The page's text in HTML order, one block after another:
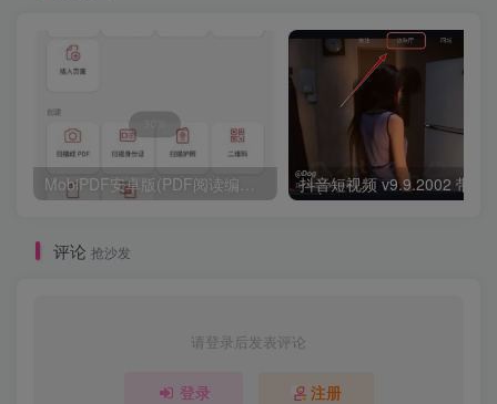
评论 抢沙发
请登录后发表评论
登录 注册